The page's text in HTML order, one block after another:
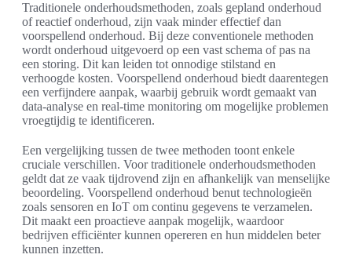
Traditionele onderhoudsmethoden, zoals gepland onderhoud
of reactief onderhoud, zijn vaak minder effectief dan
voorspellend onderhoud. Bij deze conventionele methoden
wordt onderhoud uitgevoerd op een vast schema of pas na
een storing. Dit kan leiden tot onnodige stilstand en
verhoogde kosten. Voorspellend onderhoud biedt daarentegen
een verfijndere aanpak, waarbij gebruik wordt gemaakt van
data-analyse en real-time monitoring om mogelijke problemen
vroegtijdig te identificeren.
Een vergelijking tussen de twee methoden toont enkele
cruciale verschillen. Voor traditionele onderhoudsmethoden
geldt dat ze vaak tijdrovend zijn en afhankelijk van menselijke
beoordeling. Voorspellend onderhoud benut technologieën
zoals sensoren en IoT om continu gegevens te verzamelen.
Dit maakt een proactieve aanpak mogelijk, waardoor
bedrijven efficiënter kunnen opereren en hun middelen beter
kunnen inzetten.